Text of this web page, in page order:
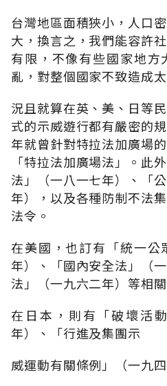
台灣地區面積狹小，人口
大，換言之，我們能容許
有限，不像有些國家地方
亂，對整個國家不致造成
況且就算在英、美、日等
式的示威遊行都有嚴密的
年就曾針對特拉法加廣場
「特拉法加廣場法」。此
法」（一八一七年）、「
年），以及各種防制不法
法令。
在美國，也訂有「統一公
年）、「國內安全法」（
法」（一九六二年）等相
在日本，則有「破壞活
年）、「行進及集團示
威運動有關條例」（一九